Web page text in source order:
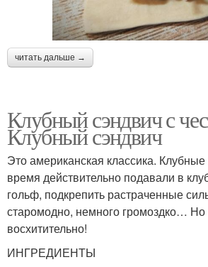
читать дальше →
Клубный сэндвич с
Клубный сэндвич
Это американская классика.
время действительно подавали в
гольф, подкрепить растраченные
старомодно, немного громоздко…
восхитительно!
ИНГРЕДИЕНТЫ